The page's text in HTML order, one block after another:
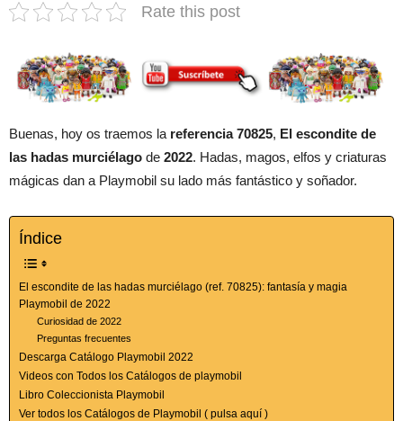
Rate this post
Buenas, hoy os traemos la referencia 70825, El escondite de
las hadas murciélago de 2022. Hadas, magos, elfos y criaturas
mágicas dan a Playmobil su lado más fantástico y soñador.
Índice
El escondite de las hadas murciélago (ref. 70825): fantasía y magia
Playmobil de 2022
Curiosidad de 2022
Preguntas frecuentes
Descarga Catálogo Playmobil 2022
Videos con Todos los Catálogos de playmobil
Libro Coleccionista Playmobil
Ver todos los Catálogos de Playmobil ( pulsa aquí )